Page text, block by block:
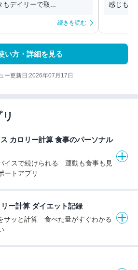
もデイリーで取...
続きを読む
感じもす
い方・詳細を見る
ー更新日:2026年07月17日
カロリー計算 食事のパーソナル
イスで続けられる 運動も食事も見
ートアプリ
ー計算 ダイエット記録
サッと計算 食べた量がすぐわかる